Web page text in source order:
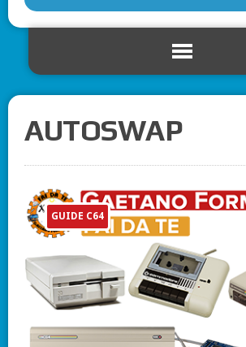
AUTOSWAP
GUIDE C64